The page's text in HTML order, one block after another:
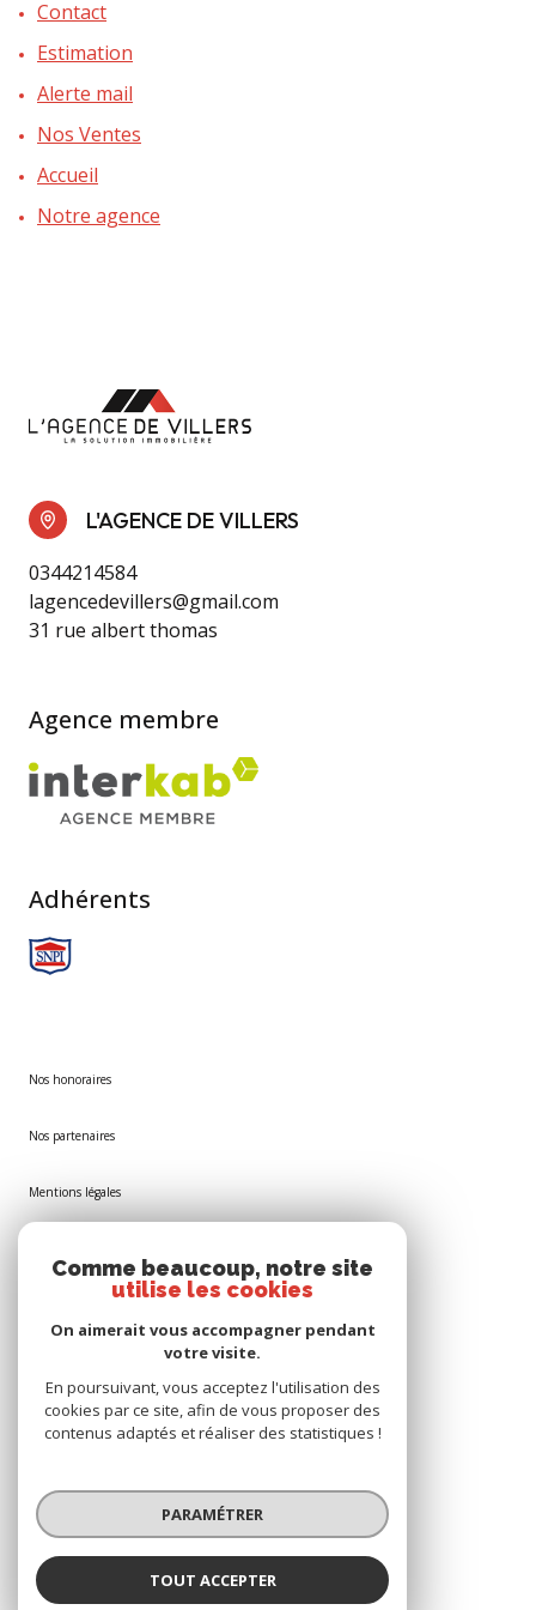
Contact
Estimation
Alerte mail
Nos Ventes
Accueil
Notre agence
L'AGENCE DE VILLERS
0344214584
lagencedevillers@gmail.com
31 rue albert thomas
Agence membre
Adhérents
Nos honoraires
Nos partenaires
Mentions légales
Cookies
© 2026 | Tous droits réservés
Réalisé par
Comme beaucoup, notre site
utilise les cookies
On aimerait vous accompagner pendant
votre visite.
En poursuivant, vous acceptez l'utilisation des
cookies par ce site, afin de vous proposer des
contenus adaptés et réaliser des statistiques !
PARAMÉTRER
TOUT ACCEPTER